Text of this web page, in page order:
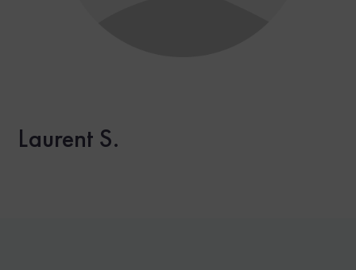
Laurent S.